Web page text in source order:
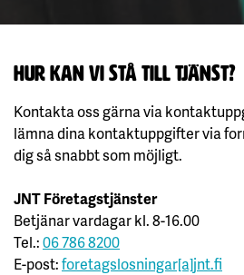
Hur kan vi stå till tjänst?
Kontakta oss gärna via
lämna dina kontaktuppgifter via
dig så snabbt som möjligt.
JNT Företagstjänster
Betjänar vardagar kl. 8-16.00
Tel.:06 786 8200
E-post:foretagslosningar[a]jnt.fi